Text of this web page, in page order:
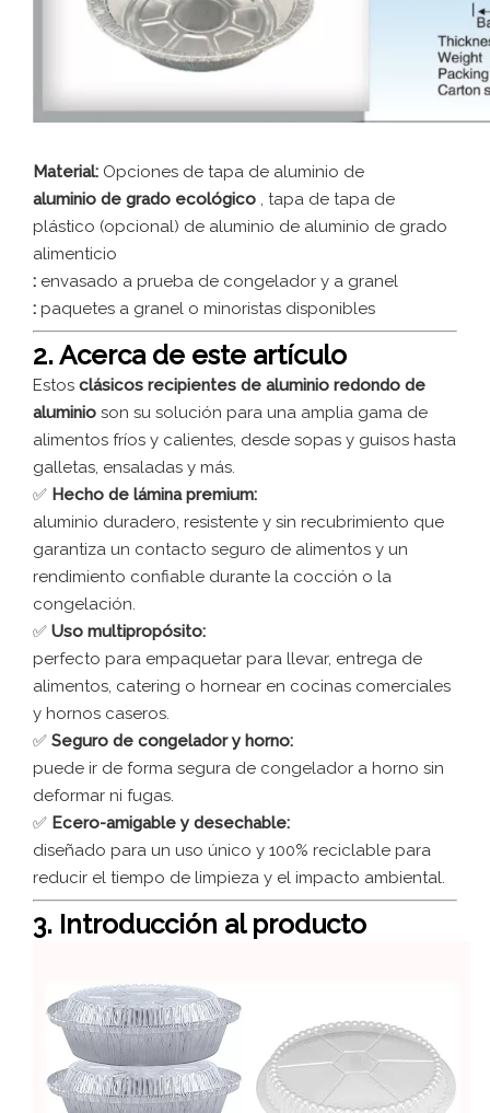
Material: Opciones de tapa de aluminio de
aluminio de grado ecológico , tapa de tapa de
plástico (opcional) de aluminio de aluminio de grado
alimenticio
: envasado a prueba de congelador y a granel
: paquetes a granel o minoristas disponibles
2. Acerca de este artículo
Estos clásicos recipientes de aluminio redondo de
aluminio son su solución para una amplia gama de
alimentos fríos y calientes, desde sopas y guisos hasta
galletas, ensaladas y más.
✅ Hecho de lámina premium:
aluminio duradero, resistente y sin recubrimiento que
garantiza un contacto seguro de alimentos y un
rendimiento confiable durante la cocción o la
congelación.
✅ Uso multipropósito:
perfecto para empaquetar para llevar, entrega de
alimentos, catering o hornear en cocinas comerciales
y hornos caseros.
✅ Seguro de congelador y horno:
puede ir de forma segura de congelador a horno sin
deformar ni fugas.
✅ Ecero-amigable y desechable:
diseñado para un uso único y 100% reciclable para
reducir el tiempo de limpieza y el impacto ambiental.
3. Introducción al producto